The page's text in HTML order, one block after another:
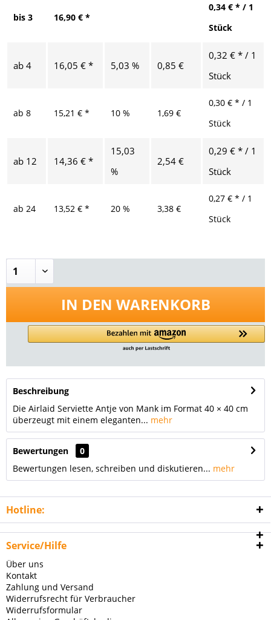
bis 3 16,90 € *
0,34 € * / 1
Stück
ab 4 16,05 € * 5,03 % 0,85 €
0,32 € * / 1
Stück
ab 8 15,21 € * 10 % 1,69 €
0,30 € * / 1
Stück
ab 12 14,36 € *
15,03
%
2,54 €
0,29 € * / 1
Stück
ab 24 13,52 € * 20 % 3,38 €
0,27 € * / 1
Stück
IN DEN WARENKORB
Beschreibung
Die Airlaid Serviette Antje von Mank im Format 40 × 40 cm
überzeugt mit einem eleganten... mehr
Bewertungen
0
Bewertungen lesen, schreiben und diskutieren... mehr
Hotline:
Service/Hilfe
Über uns
Kontakt
Zahlung und Versand
Widerrufsrecht für Verbraucher
Widerrufsformular